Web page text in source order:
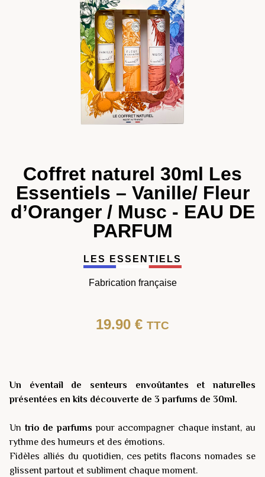
Coffret naturel 30ml Les
Essentiels – Vanille/ Fleur
d’Oranger / Musc - EAU DE
PARFUM
LES ESSENTIELS
Fabrication française
19.90 € TTC
Un éventail de senteurs envoûtantes et naturelles
présentées en kits découverte de 3 parfums de 30ml.
Un trio de parfumspour accompagner chaque instant, au
rythme des humeurs et des émotions.
Fidèles alliés du quotidien, ces petits flacons nomades se
glissent partout et subliment chaque moment.